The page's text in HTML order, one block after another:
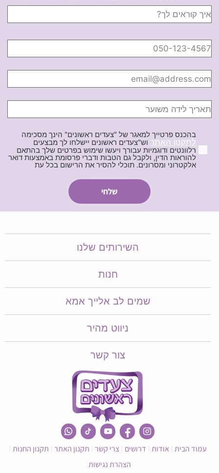
בהכנס פרטייך למאגר של "צעדים ראשונים" הינך מסכימה
לתקנון האתר וש"צעדים ראשונים יישלחו לך מבצעים
רלוונטים ודוגמיות עבורך ויעשו שימוש בפרטים שלך בהתאם
להוראות הדין, ולקבל גם הטבות ודברי פרסומת באמצעות דואר
אלקטרוני ומסרונים. תוכלי להסיר את הרישום בכל עת
השירותים שלנו
חנות
שמים לב אלייך אמא​​
ניווט מהיר
צור קשר
עמוד הבית אודות דרושים צרי קשר תקנון האתר תקנון החנות
הצהרת נגישות